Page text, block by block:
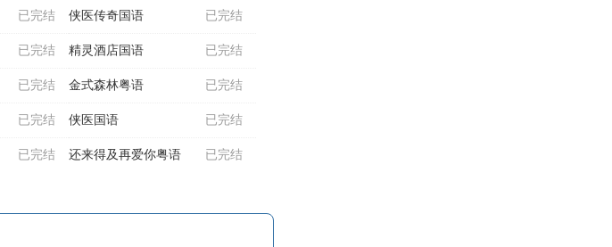
已完结 已完结
侠医传奇国语
已完结 已完结
精灵酒店国语
已完结 已完结
金式森林粤语
已完结 已完结
侠医国语
已完结 已完结
还来得及再爱你粤语